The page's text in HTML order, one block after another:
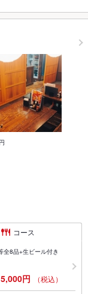
コース
全8品+生ビール付き
5,000円 （税込）